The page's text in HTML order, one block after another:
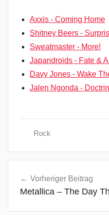
Axxis - Coming Home
Shitney Beers -
Sweatmaster - More!
Japandroids - Fate &
Davy Jones - Wake
Jalen Ngonda -
Rock
A
D
C
Vorheriger Beitrag
Metallica – The Day